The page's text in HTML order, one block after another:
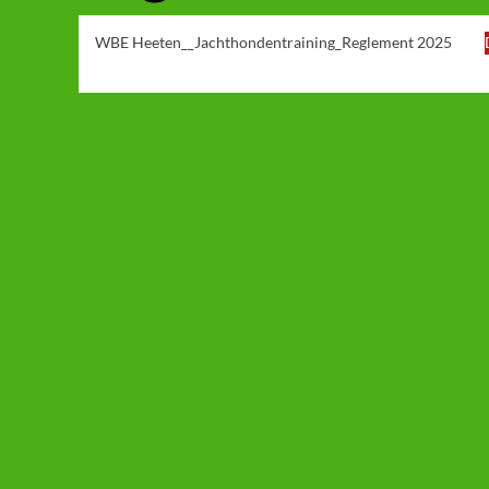
WBE Heeten__Jachthondentraining_Reglement 2025